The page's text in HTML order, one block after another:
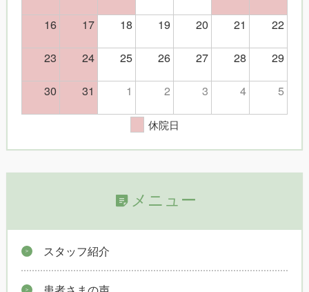
16
17 18 19 20 21
22
23
24 25 26 27 28
29
30
31 1 2 3 4 5
休院日
メニュー
スタッフ紹介